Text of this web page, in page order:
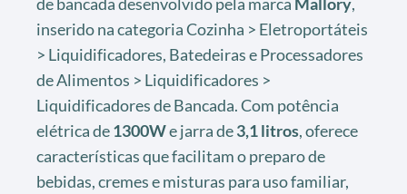
inserido na categoria Cozinha > Eletroportáteis
> Liquidificadores, Batedeiras e Processadores
de Alimentos > Liquidificadores >
Liquidificadores de Bancada. Com potência
elétrica de1300We jarra de3,1 litros, oferece
características que facilitam o preparo de
bebidas, cremes e misturas para uso familiar,